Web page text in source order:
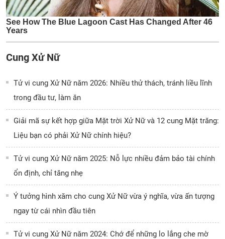
Cung Xử Nữ
Tử vi cung Xử Nữ năm 2026: Nhiều thử thách, tránh liều lĩnh
trong đầu tư, làm ăn
Giải mã sự kết hợp giữa Mặt trời Xử Nữ và 12 cung Mặt trăng:
Liệu bạn có phải Xử Nữ chính hiệu?
Tử vi cung Xử Nữ năm 2025: Nỗ lực nhiều đảm bảo tài chính
ổn định, chỉ tăng nhẹ
Ý tưởng hình xăm cho cung Xử Nữ vừa ý nghĩa, vừa ấn tượng
ngay từ cái nhìn đầu tiên
Tử vi cung Xử Nữ năm 2024: Chớ để những lo lắng che mờ